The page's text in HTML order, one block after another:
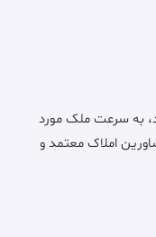
به سرعت ملک مورد
املاک معتمد و